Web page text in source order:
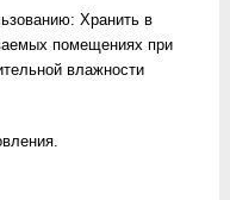
Хранить в
помещениях при
влажности